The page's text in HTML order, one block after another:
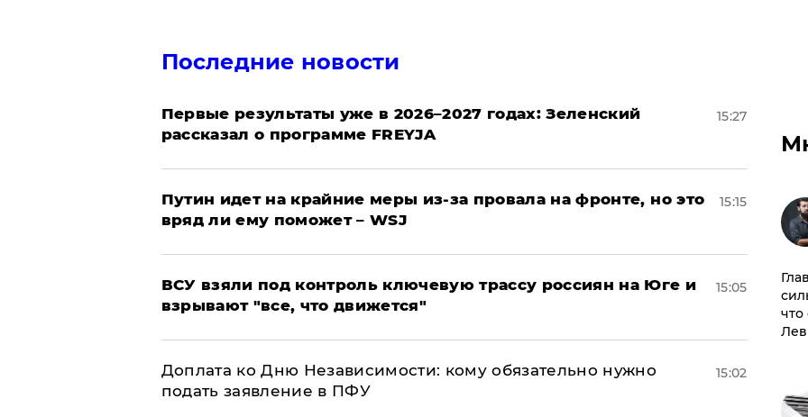
Последние новости
Первые результаты уже в 2026–2027 годах: Зеленский
рассказал о программе FREYJA
15:27
Путин идет на крайние меры из-за провала на фронте, но это
вряд ли ему поможет – WSJ
15:15
ВСУ взяли под контроль ключевую трассу россиян на Юге и
взрывают "все, что движется"
15:05
Доплата ко Дню Независимости: кому обязательно нужно
подать заявление в ПФУ
15:02
что